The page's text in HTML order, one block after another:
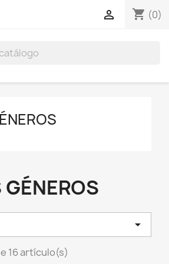
shopping_cart (0)


16 artículo(s)